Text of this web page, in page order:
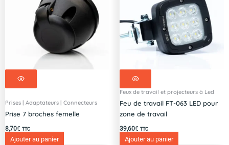
Prises | Adaptateurs | Connecteurs
Prise 7 broches femelle
8,70€ TTC
Ajouter au panier
Feux de travail et projecteurs à Led
Feu de travail FT-063 LED pour
zone de travail
39,60€ TTC
Ajouter au panier